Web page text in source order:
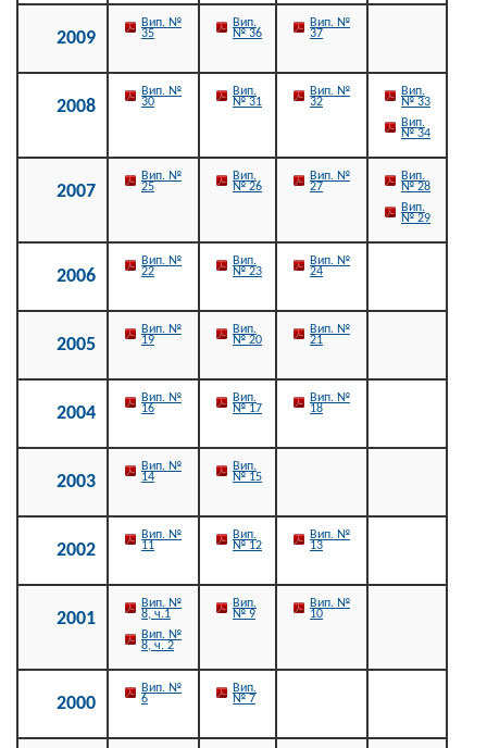
2009
Вип. №
35
Вип.
№ 36
Вип. №
37
2008
Вип. №
30
Вип.
№ 31
Вип. №
32
Вип.
№ 33
Вип.
№ 34
2007
Вип. №
25
Вип.
№ 26
Вип. №
27
Вип.
№ 28
Вип.
№ 29
2006
Вип. №
22
Вип.
№ 23
Вип. №
24
2005
Вип. №
19
Вип.
№ 20
Вип. №
21
2004
Вип. №
16
Вип.
№ 17
Вип. №
18
2003
Вип. №
14
Вип.
№ 15
2002
Вип. №
11
Вип.
№ 12
Вип. №
13
2001
Вип. №
8, ч.1
Вип. №
8, ч. 2
Вип.
№ 9
Вип. №
10
2000
Вип. №
6
Вип.
№ 7